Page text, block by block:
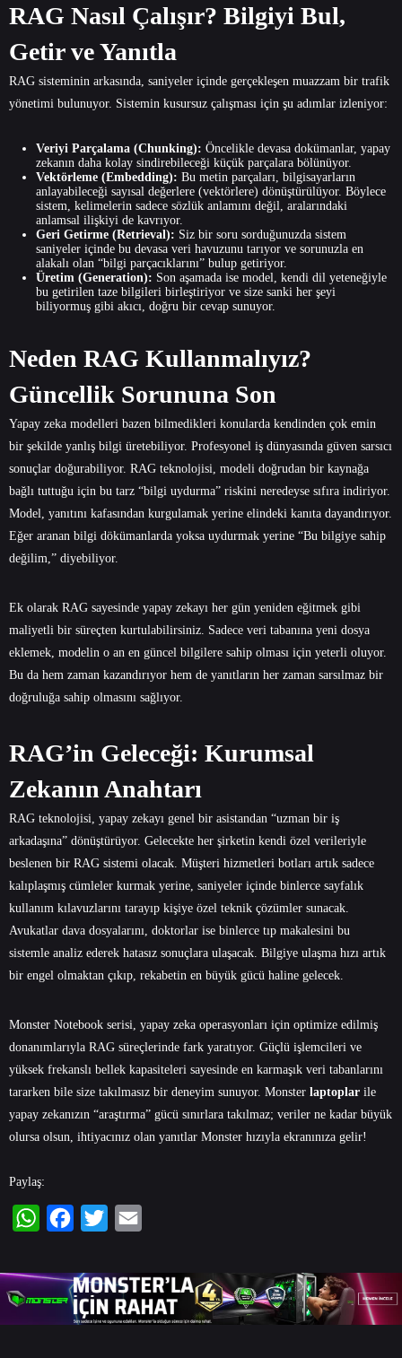
RAG Nasıl Çalışır? Bilgiyi Bul,
Getir ve Yanıtla
RAG sisteminin arkasında, saniyeler içinde gerçekleşen muazzam bir trafik
yönetimi bulunuyor. Sistemin kusursuz çalışması için şu adımlar izleniyor:
Veriyi Parçalama (Chunking): Öncelikle devasa dokümanlar, yapay
zekanın daha kolay sindirebileceği küçük parçalara bölünüyor.
Vektörleme (Embedding): Bu metin parçaları, bilgisayarların
anlayabileceği sayısal değerlere (vektörlere) dönüştürülüyor. Böylece
sistem, kelimelerin sadece sözlük anlamını değil, aralarındaki
anlamsal ilişkiyi de kavrıyor.
Geri Getirme (Retrieval): Siz bir soru sorduğunuzda sistem
saniyeler içinde bu devasa veri havuzunu tarıyor ve sorunuzla en
alakalı olan “bilgi parçacıklarını” bulup getiriyor.
Üretim (Generation): Son aşamada ise model, kendi dil yeteneğiyle
bu getirilen taze bilgileri birleştiriyor ve size sanki her şeyi
biliyormuş gibi akıcı, doğru bir cevap sunuyor.
Neden RAG Kullanmalıyız?
Güncellik Sorununa Son
Yapay zeka modelleri bazen bilmedikleri konularda kendinden çok emin
bir şekilde yanlış bilgi üretebiliyor. Profesyonel iş dünyasında güven sarsıcı
sonuçlar doğurabiliyor. RAG teknolojisi, modeli doğrudan bir kaynağa
bağlı tuttuğu için bu tarz “bilgi uydurma” riskini neredeyse sıfıra indiriyor.
Model, yanıtını kafasından kurgulamak yerine elindeki kanıta dayandırıyor.
Eğer aranan bilgi dökümanlarda yoksa uydurmak yerine “Bu bilgiye sahip
değilim,” diyebiliyor.
Ek olarak RAG sayesinde yapay zekayı her gün yeniden eğitmek gibi
maliyetli bir süreçten kurtulabilirsiniz. Sadece veri tabanına yeni dosya
eklemek, modelin o an en güncel bilgilere sahip olması için yeterli oluyor.
Bu da hem zaman kazandırıyor hem de yanıtların her zaman sarsılmaz bir
doğruluğa sahip olmasını sağlıyor.
RAG’in Geleceği: Kurumsal
Zekanın Anahtarı
RAG teknolojisi, yapay zekayı genel bir asistandan “uzman bir iş
arkadaşına” dönüştürüyor. Gelecekte her şirketin kendi özel verileriyle
beslenen bir RAG sistemi olacak. Müşteri hizmetleri botları artık sadece
kalıplaşmış cümleler kurmak yerine, saniyeler içinde binlerce sayfalık
kullanım kılavuzlarını tarayıp kişiye özel teknik çözümler sunacak.
Avukatlar dava dosyalarını, doktorlar ise binlerce tıp makalesini bu
sistemle analiz ederek hatasız sonuçlara ulaşacak. Bilgiye ulaşma hızı artık
bir engel olmaktan çıkıp, rekabetin en büyük gücü haline gelecek.
Monster Notebook serisi, yapay zeka operasyonları için optimize edilmiş
donanımlarıyla RAG süreçlerinde fark yaratıyor. Güçlü işlemcileri ve
yüksek frekanslı bellek kapasiteleri sayesinde en karmaşık veri tabanlarını
tararken bile size takılmasız bir deneyim sunuyor. Monster laptoplar ile
yapay zekanızın “araştırma” gücü sınırlara takılmaz; veriler ne kadar büyük
olursa olsun, ihtiyacınız olan yanıtlar Monster hızıyla ekranınıza gelir!
Paylaş: